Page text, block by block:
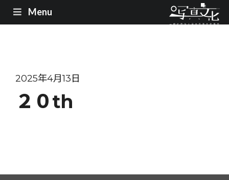
Menu
2025年4月13日
２０th